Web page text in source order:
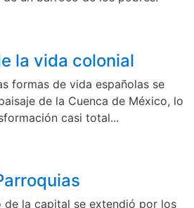
la vida colonial
formas de vida españolas se
de la Cuenca de México, lo
casi total...
de la capital se extendió por los